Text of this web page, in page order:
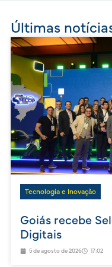
Últimas
Tecnologia e Inovação
Goiás recebe
Digitais
5 de agosto de 2026 17:02